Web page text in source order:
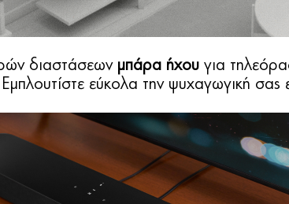
διαστάσεων μπάρα ήχου για
Εμπλουτίστε εύκολα την ψυχαγωγική σας